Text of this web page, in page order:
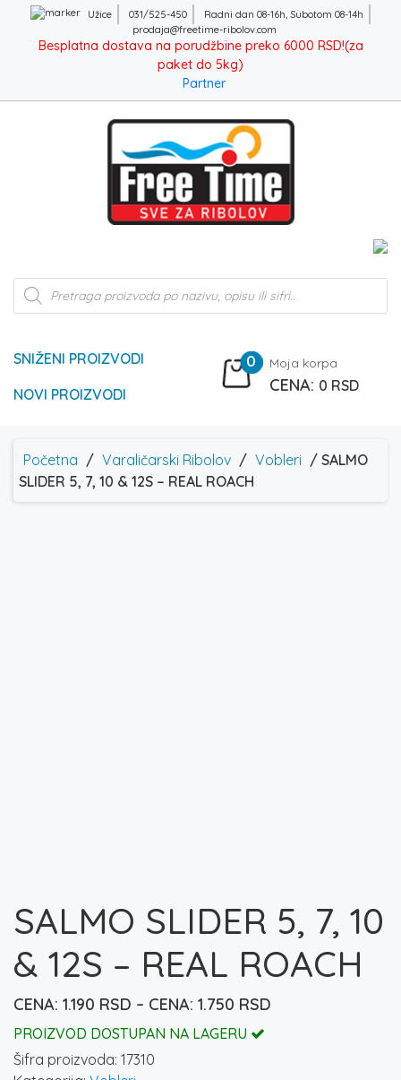
Užice 031/525-450
Radni dan 08-16h, Subotom 08-14h
prodaja@freetime-ribolov.com
Besplatna dostava na porudžbine preko 6000 RSD!(za
paket do 5kg)
Partner
Products
search
SNIŽENI PROIZVODI
NOVI PROIZVODI
0 Moja korpa
0 RSD
Početna / Varaličarski Ribolov / Vobleri / SALMO
SLIDER 5, 7, 10 & 12S – REAL ROACH
SALMO SLIDER 5, 7, 10
& 12S – REAL ROACH
1.190 RSD – 1.750 RSD
PROIZVOD DOSTUPAN NA LAGERU
Šifra proizvoda: 17310